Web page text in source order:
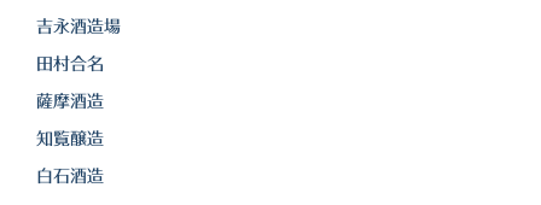
丸西酒造
神川酒造
吉永酒造場
田村合名
薩摩酒造
知覧醸造
白石酒造